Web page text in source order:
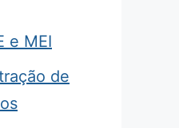
e MEI
de